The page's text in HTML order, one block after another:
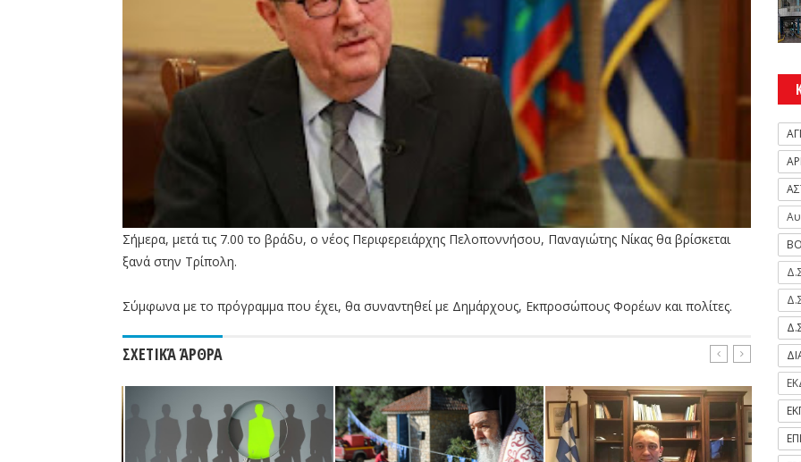
Σήμερα, μετά τις 7.00 το βράδυ, ο νέος Περιφερειάρχης Πελοποννήσου, Παναγιώτης Νίκας θα βρίσκεται
ξανά στην Τρίπολη.
Σύμφωνα με το πρόγραμμα που έχει, θα συναντηθεί με Δημάρχους, Εκπροσώπους Φορέων και πολίτες.
ΣΧΕΤΙΚΆ ΆΡΘΡΑ